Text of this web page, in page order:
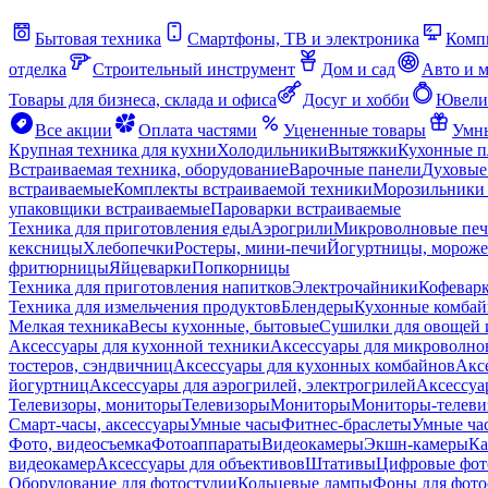
Бытовая техника Смартфоны, ТВ и электроника
отделка
Строительный инструмент Дом и сад
Авто и
Товары для бизнеса, склада и офиса
Досуг и хобби
Все акции
Оплата частями Уцененные товары
Крупная техника для кухниХолодильникиВытяжкиКухонные
Встраиваемая техника, оборудованиеВарочные панели
встраиваемыеКомплекты встраиваемой техникиМорозильники
упаковщики встраиваемыеПароварки встраиваемые
Техника для приготовления едыАэрогрилиМикроволновые
кексницыХлебопечкиРостеры, мини-печиЙогуртницы,
фритюрницыЯйцеваркиПопкорницы
Техника для приготовления напитковЭлектрочайники
Техника для измельчения продуктовБлендерыКухонные
Мелкая техникаВесы кухонные, бытовыеСушилки для овощей
Аксессуары для кухонной техникиАксессуары для
тостеров, сэндвичницАксессуары для кухонных комбайнов
йогуртницАксессуары для аэрогрилей, электрогрилей
Телевизоры, мониторыТелевизорыМониторыМониторы-
Смарт-часы, аксессуарыУмные часыФитнес-браслетыУмные
Фото, видеосъемкаФотоаппаратыВидеокамерыЭкшн-камеры
видеокамерАксессуары для объективовШтативыЦифровые
Оборудование для фотостудииКольцевые лампыФоны для